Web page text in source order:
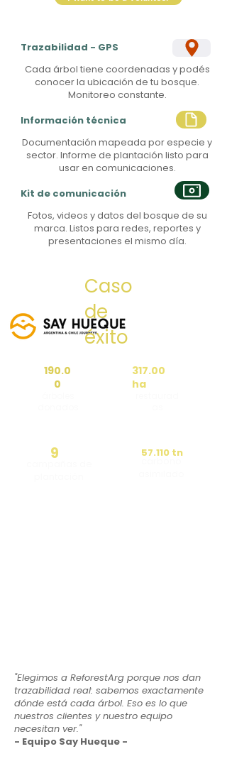
Trazabilidad - GPS
Cada árbol tiene coordenadas y podés
conocer la ubicación de tu bosque.
Monitoreo constante.
Información técnica
Documentación mapeada por especie y
sector. Informe de plantación listo para
usar en comunicaciones.
Kit de comunicación
Fotos, videos y datos del bosque de su
marca. Listos para redes, reportes y
presentaciones el mismo día.
Caso
de
éxito
190.0
0
317.00
ha
9 57.110 tn
"Elegimos a ReforestArg porque nos dan
trazabilidad real: sabemos exactamente
dónde está cada árbol. Eso es lo que
nuestros clientes y nuestro equipo
necesitan ver."
- Equipo Say Hueque -